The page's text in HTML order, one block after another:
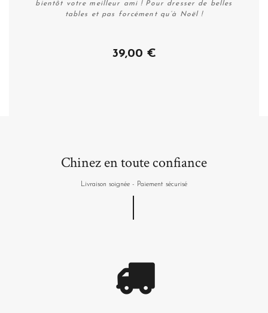
bientôt votre meilleur ami ! Pour dresser de belles
tables et pas forcément qu’à Noël !
39,00 €
Chinez en toute confiance
Livraison soignée - Paiement sécurisé